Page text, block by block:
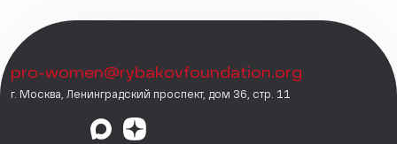
pro-women@rybakovfoundation.org
г. Москва, Ленинградский проспект, дом 36, стр. 11